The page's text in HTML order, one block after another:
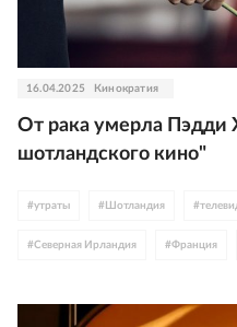
16.04.2025 Кинократия
От рака умерла Пэдди
шотландского кино"
#утраты # Шотландия #
#Северная Ирландия #Франция